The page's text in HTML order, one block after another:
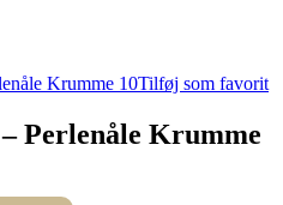
Tilføj som favorit
Perlenåle Krumme